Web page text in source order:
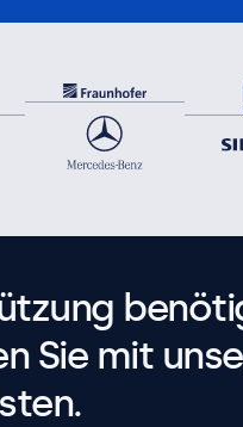
Sie mit